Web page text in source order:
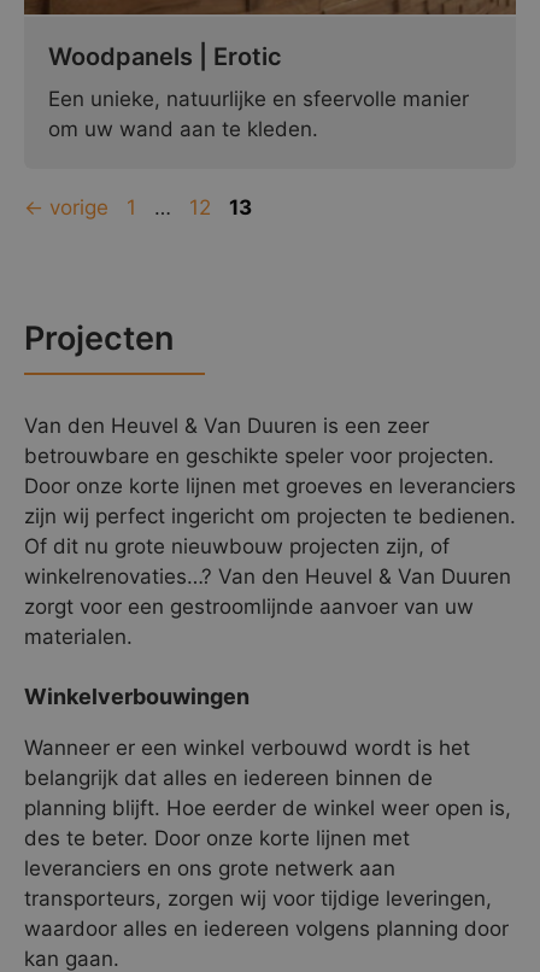
Woodpanels | Erotic
Een unieke, natuurlijke en sfeervolle manier
om uw wand aan te kleden.
← vorige Pagina
1 … Pagina
12 Pagina
13
Projecten
Van den Heuvel & Van Duuren is een zeer
betrouwbare en geschikte speler voor projecten.
Door onze korte lijnen met groeves en leveranciers
zijn wij perfect ingericht om projecten te bedienen.
Of dit nu grote nieuwbouw projecten zijn, of
winkelrenovaties…? Van den Heuvel & Van Duuren
zorgt voor een gestroomlijnde aanvoer van uw
materialen.
Winkelverbouwingen
Wanneer er een winkel verbouwd wordt is het
belangrijk dat alles en iedereen binnen de
planning blijft. Hoe eerder de winkel weer open is,
des te beter. Door onze korte lijnen met
leveranciers en ons grote netwerk aan
transporteurs, zorgen wij voor tijdige leveringen,
waardoor alles en iedereen volgens planning door
kan gaan.